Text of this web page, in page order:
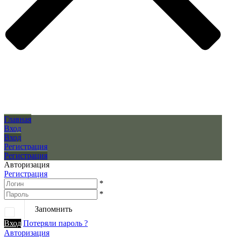
Главная
Вход
Вход
Регистрация
Регистрация
Авторизация
Регистрация
*
*
Запомнить
Вход Потеряли пароль ?
Авторизация